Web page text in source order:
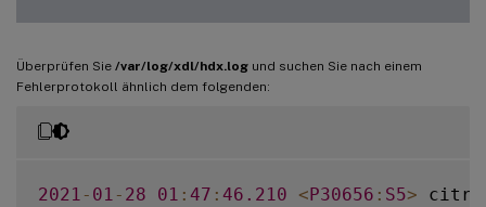
Überprüfen Sie /var/log/xdl/hdx.log und suchen Sie nach einem
Fehlerprotokoll ähnlich dem folgenden:
2021 - 01 - 28 01 : 47 : 46.210 <P30656 : S5>